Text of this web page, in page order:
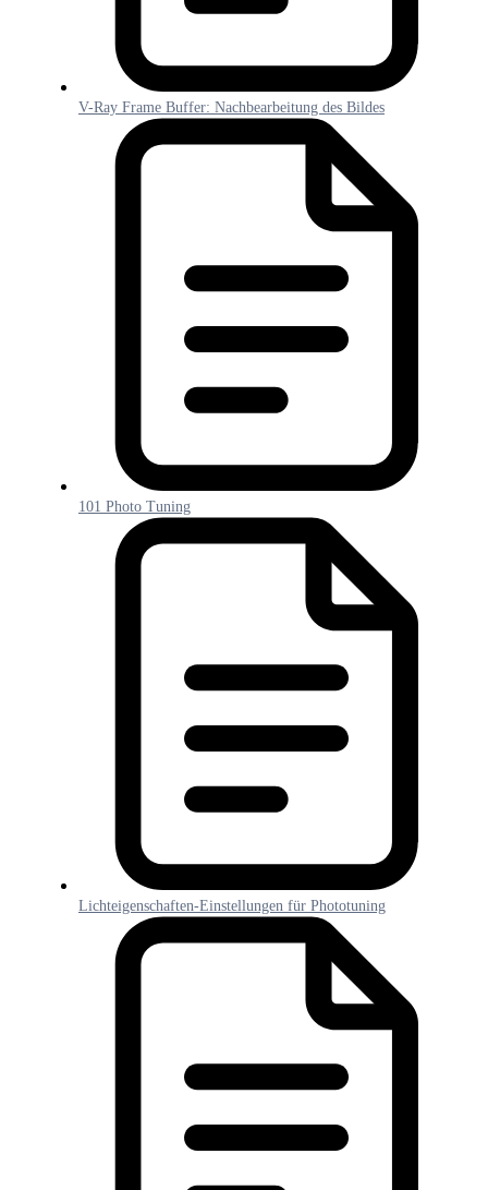
V-Ray Frame Buffer: Nachbearbeitung des Bildes
101 Photo Tuning
Lichteigenschaften-Einstellungen für Phototuning